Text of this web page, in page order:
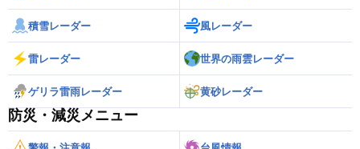
積雪レーダー 風レーダー
雷レーダー 世界の雨雲レーダー
ゲリラ雷雨レーダー 黄砂レーダー
防災・減災メニュー